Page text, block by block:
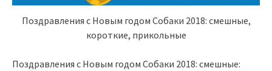
Поздравления с Новым годом Собаки 2018: смешные,
короткие, прикольные
Поздравления с Новым годом Собаки 2018: смешные: